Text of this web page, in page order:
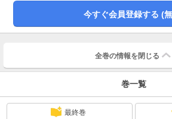
トの中から隣の人の喘ぎ声が聞こえるようになっ
きた男性の声に気持ちが高ぶった紗月は、その日
分で自分を慰めてしまい――!?
今すぐ会員登録する (
全巻の情報を 閉じる
巻一覧
最終巻